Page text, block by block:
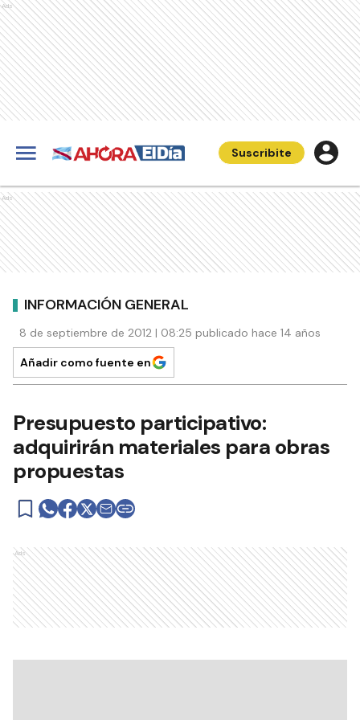
Ads
Suscribite
Ads
INFORMACIÓN GENERAL
8 de septiembre de 2012 | 08:25 publicado hace 14 años
Añadir como fuente en
Presupuesto participativo:
adquirirán materiales para obras
propuestas
Ads